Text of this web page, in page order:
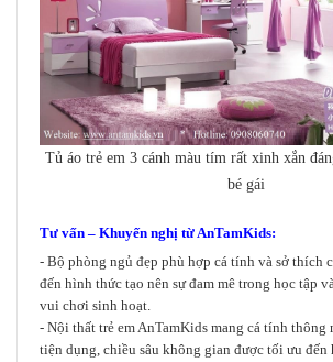
Tủ áo trẻ em 3 cánh màu tím rất xinh xắn
bé gái
Tư vấn – Khuyến nghị từ AnTamKids:
- Bộ phòng ngủ đẹp phù hợp cá tính và sở thích
đến hình thức tạo nên sự đam mê trong học tập
vui chơi sinh hoạt.
- Nội thất trẻ em AnTamKids mang cá tính thông
tiện dụng, chiều sâu không gian được tối ưu đến